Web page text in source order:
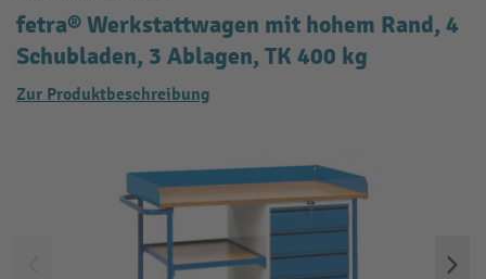
fetra® Werkstattwagen mit hohem Rand, 4
Schubladen, 3 Ablagen, TK 400 kg
Zur Produktbeschreibung